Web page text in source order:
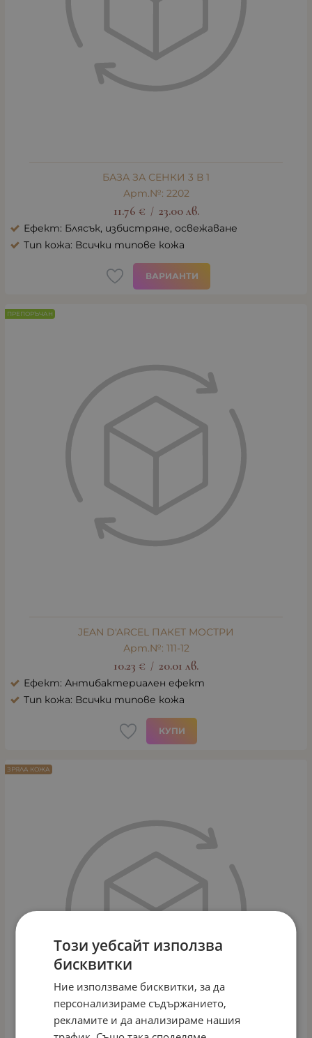
БАЗА ЗА СЕНКИ 3 В 1
Арт.№: 2202
11.76 € / 23.00 лв.
Ефект: Блясък, избистряне, освежаване
Тип кожа: Всички типове кожа
ВАРИАНТИ
JEAN D'ARCEL ПАКЕТ МОСТРИ
Арт.№: 111-12
10.23 € / 20.01 лв.
Ефект: Антибактериален ефект
Тип кожа: Всички типове кожа
КУПИ
ПРЕПОРЪЧАН
ЗРЯЛА КОЖА
Този уебсайт използва
бисквитки
Ние използваме бисквитки, за да
персонализираме съдържанието,
рекламите и да анализираме нашия